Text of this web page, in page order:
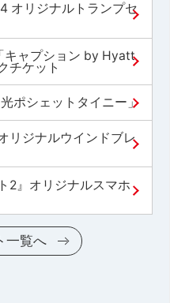
オリジナルトランプセ
キャプション by Hyatt
チケット
ポシェットタイニー」
リジナルウインドブレ
2』オリジナルスマホ
一覧へ